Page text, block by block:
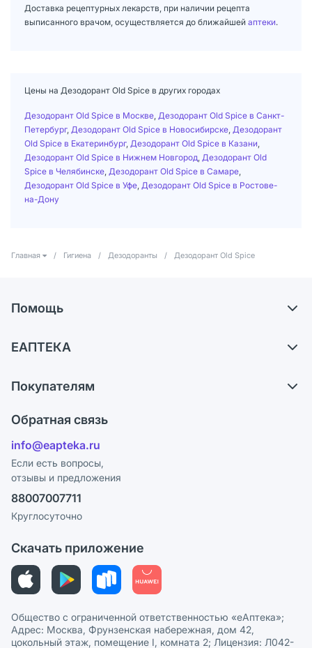
Доставка рецептурных лекарств, при наличии рецепта
выписанного врачом, осуществляется до ближайшей аптеки.
Цены на Дезодорант Old Spice в других городах
Дезодорант Old Spice в Москве Дезодорант Old Spice в Санкт-
Петербург, Дезодорант Old Spice в Новосибирске Дезодорант
Old Spice в Екатеринбург, Дезодорант Old Spice в Казани
Дезодорант Old Spice в Нижнем Новгород Дезодорант Old
Spice в Челябинске Дезодорант Old Spice в Самаре
Дезодорант Old Spice в Уфе Дезодорант Old Spice в Ростове-
на-Дону
Главная / Гигиена / Дезодоранты / Дезодорант Old Spice
Помощь
Самовывоз из аптек
Ответы на вопросы
Блог
ЕАПТЕКА
Карьера
Поставщики
Лицензия
Реклама на сайте
Ваши товары на ЕАПТЕКЕ
Покупателям
Программа СберСпасибо
Политика конфиденциальности
Пользовательское соглашение
Политика рекомендаций
Этика и соответствие
Политика в отношении обработки персональных данных
Обратная связь
info@eapteka.ru
Если есть вопросы,
отзывы и предложения
88007007711
Круглосуточно
Скачать приложение
Общество с ограниченной ответственностью «еАптека»;
Адрес: Москва, Фрунзенская набережная, дом 42,
цокольный этаж, помещение I, комната 2; Лицензия: Л042-